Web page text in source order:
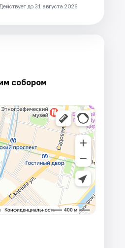
Действует до 31 августа 2026
собором